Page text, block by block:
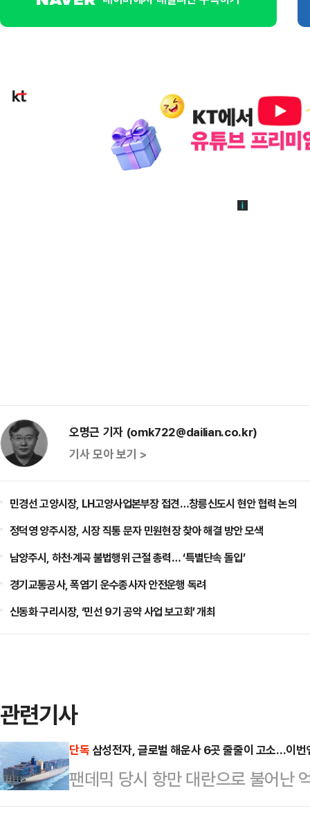
오명근 기자 (omk722@dailian.co.kr)
기사 모아 보기 >
민경선 고양시장, LH고양사업본부장 접견…창릉신도시 현안 협력 논의
정덕영 양주시장, 시장 직통 문자 민원현장 찾아 해결 방안 모색
남양주시, 하천·계곡 불법행위 근절 총력… ‘특별단속 돌입’
경기교통공사, 폭염기 운수종사자 안전운행 독려
신동화 구리시장, ‘민선 9기 공약 사업 보고회’ 개최
관련기사
단독삼성전자, 글로벌 해운사 6곳 줄줄이 고소…이번
팬데믹 당시 항만 대란으로 불어난
법인과 글로벌 해운사 간 법정 공